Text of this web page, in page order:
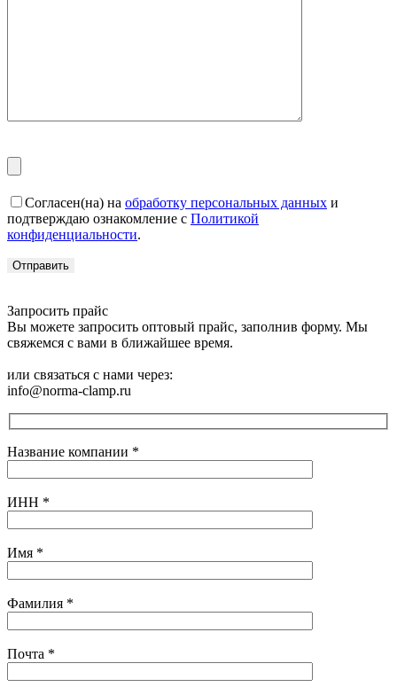
Согласен(на) на обработку персональных данных и
подтверждаю ознакомление с Политикой
конфиденциальности.
Запросить прайс
Вы можете запросить оптовый прайс, заполнив форму. Мы
свяжемся с вами в ближайшее время.
или связаться с нами через:
info@norma-clamp.ru
Название компании *
ИНН *
Имя *
Фамилия *
Почта *